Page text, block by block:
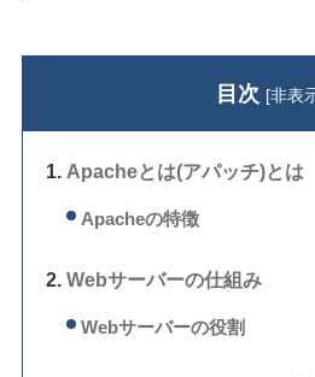
目次 [非表
Apacheとは(アパッチ)とは
Apacheの特徴
Webサーバーの仕組み
Webサーバーの役割